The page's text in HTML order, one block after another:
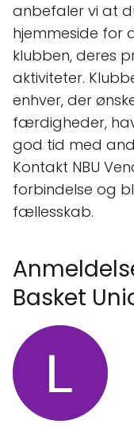
anbefaler vi at
hjemmeside for
klubben, deres
aktiviteter.
enhver, der
færdigheder,
god tid med
Kontakt NBU
forbindelse og
fællesskab.
Basket